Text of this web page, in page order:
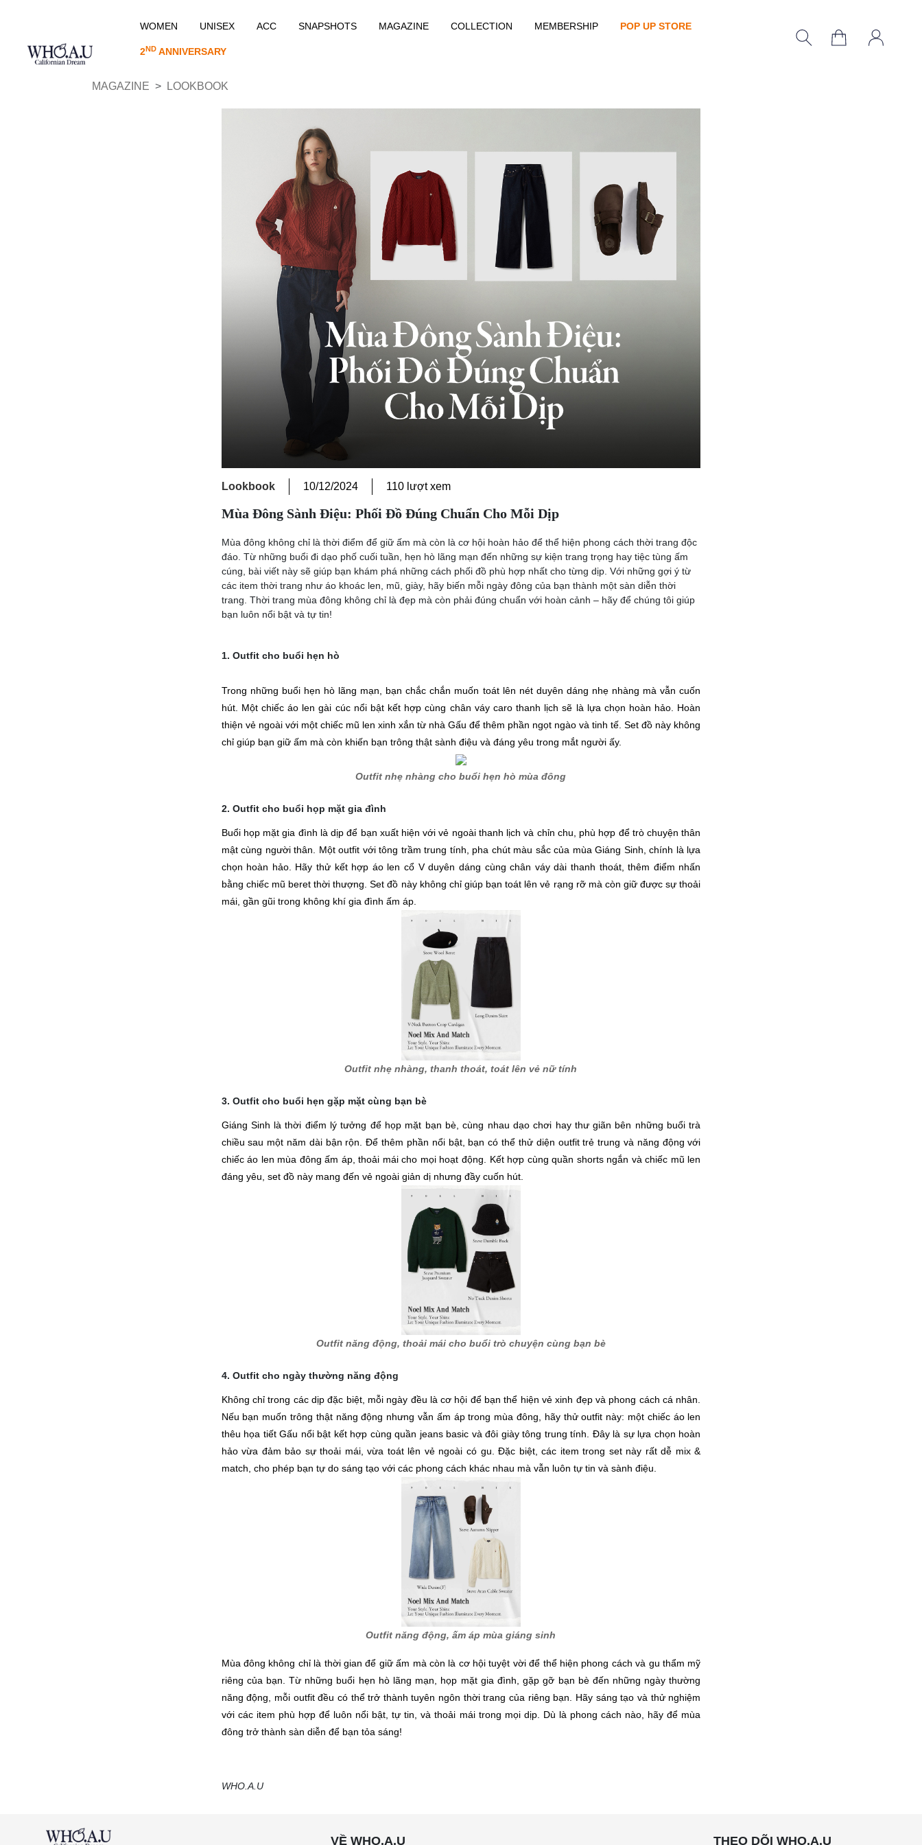
WOMEN UNISEX ACC SNAPSHOTS MAGAZINE COLLECTION MEMBERSHIP POP UP STORE
2NDANNIVERSARY
MAGAZINE LOOKBOOK
Lookbook 10/12/2024 110 lượt xem
Mùa Đông Sành Điệu: Phối Đồ Đúng Chuẩn Cho Mỗi Dịp
Mùa đông không chỉ là thời điểm để giữ ấm mà còn là cơ hội hoàn hảo để thể hiện phong cách thời trang độc
đáo. Từ những buổi đi dạo phố cuối tuần, hẹn hò lãng mạn đến những sự kiện trang trọng hay tiệc tùng ấm
cúng, bài viết này sẽ giúp bạn khám phá những cách phối đồ phù hợp nhất cho từng dịp. Với những gợi ý từ
các item thời trang như áo khoác len, mũ, giày, hãy biến mỗi ngày đông của bạn thành một sàn diễn thời
trang. Thời trang mùa đông không chỉ là đẹp mà còn phải đúng chuẩn với hoàn cảnh – hãy để chúng tôi giúp
bạn luôn nổi bật và tự tin!
1. Outfit cho buổi hẹn hò
Trong những buổi hẹn hò lãng mạn, bạn chắc chắn muốn toát lên nét duyên dáng nhẹ nhàng mà vẫn cuốn
hút. Một chiếc áo len gài cúc nổi bật kết hợp cùng chân váy caro thanh lịch sẽ là lựa chọn hoàn hảo. Hoàn
thiện vẻ ngoài với một chiếc mũ len xinh xắn từ nhà Gấu để thêm phần ngọt ngào và tinh tế. Set đồ này không
chỉ giúp bạn giữ ấm mà còn khiến bạn trông thật sành điệu và đáng yêu trong mắt người ấy.
Outfit nhẹ nhàng cho buổi hẹn hò mùa đông
2. Outfit cho buổi họp mặt gia đình
Buổi họp mặt gia đình là dịp để bạn xuất hiện với vẻ ngoài thanh lịch và chỉn chu, phù hợp để trò chuyện thân
mật cùng người thân. Một outfit với tông trầm trung tính, pha chút màu sắc của mùa Giáng Sinh, chính là lựa
chọn hoàn hảo. Hãy thử kết hợp áo len cổ V duyên dáng cùng chân váy dài thanh thoát, thêm điểm nhấn
bằng chiếc mũ beret thời thượng. Set đồ này không chỉ giúp bạn toát lên vẻ rạng rỡ mà còn giữ được sự thoải
mái, gần gũi trong không khí gia đình ấm áp.
Outfit nhẹ nhàng, thanh thoát, toát lên vẻ nữ tính
3. Outfit cho buổi hẹn gặp mặt cùng bạn bè
Giáng Sinh là thời điểm lý tưởng để họp mặt bạn bè, cùng nhau dạo chơi hay thư giãn bên những buổi trà
chiều sau một năm dài bận rộn. Để thêm phần nổi bật, bạn có thể thử diện outfit trẻ trung và năng động với
chiếc áo len mùa đông ấm áp, thoải mái cho mọi hoạt động. Kết hợp cùng quần shorts ngắn và chiếc mũ len
đáng yêu, set đồ này mang đến vẻ ngoài giản dị nhưng đầy cuốn hút.
Outfit năng động, thoải mái cho buổi trò chuyện cùng bạn bè
4. Outfit cho ngày thường năng động
Không chỉ trong các dịp đặc biệt, mỗi ngày đều là cơ hội để bạn thể hiện vẻ xinh đẹp và phong cách cá nhân.
Nếu bạn muốn trông thật năng động nhưng vẫn ấm áp trong mùa đông, hãy thử outfit này: một chiếc áo len
thêu họa tiết Gấu nổi bật kết hợp cùng quần jeans basic và đôi giày tông trung tính. Đây là sự lựa chọn hoàn
hảo vừa đảm bảo sự thoải mái, vừa toát lên vẻ ngoài có gu. Đặc biệt, các item trong set này rất dễ mix &
match, cho phép bạn tự do sáng tạo với các phong cách khác nhau mà vẫn luôn tự tin và sành điệu.
Outfit năng động, ấm áp mùa giáng sinh
Mùa đông không chỉ là thời gian để giữ ấm mà còn là cơ hội tuyệt vời để thể hiện phong cách và gu thẩm mỹ
riêng của bạn. Từ những buổi hẹn hò lãng mạn, họp mặt gia đình, gặp gỡ bạn bè đến những ngày thường
năng động, mỗi outfit đều có thể trở thành tuyên ngôn thời trang của riêng bạn. Hãy sáng tạo và thử nghiệm
với các item phù hợp để luôn nổi bật, tự tin, và thoải mái trong mọi dịp. Dù là phong cách nào, hãy để mùa
đông trở thành sàn diễn để bạn tỏa sáng!
WHO.A.U
VỀ WHO.A.U THEO DÕI WHO.A.U